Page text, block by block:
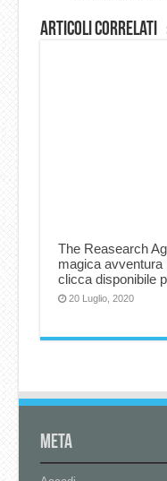
Articoli correlati
The Reasearch
magica avventura
clicca disponibile
20 Luglio, 2020
Meta